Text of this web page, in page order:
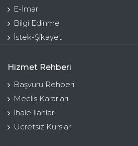
E-İmar
Bilgi Edinme
İstek-Şikayet
Hizmet Rehberi
Başvuru Rehberi
Meclis Kararları
İhale İlanları
Ücretsiz Kurslar